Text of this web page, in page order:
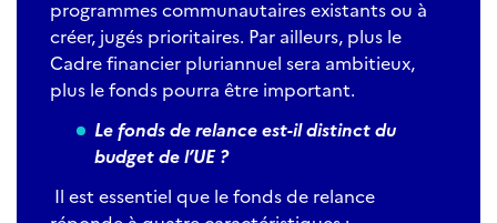
programmes communautaires existants ou à
créer, jugés prioritaires. Par ailleurs, plus le
Cadre financier pluriannuel sera ambitieux,
plus le fonds pourra être important.
Le fonds de relance est-il distinct du
budget de l’UE ?
Il est essentiel que le fonds de relance